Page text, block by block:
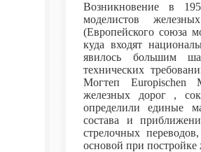
Возникновение в
моделистов
(Европейского союза
куда входят
явилось большим
технических
Могтеп Europischen
железных дорог ,
определили единые
состава и
стрелочных
основой при